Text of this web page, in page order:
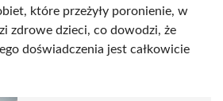
które przeżyły poronienie, w
zdrowe dzieci, co dowodzi, że
doświadczenia jest całkowicie